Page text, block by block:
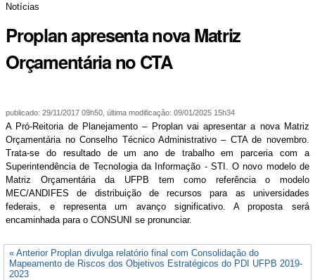
Notícias
Proplan apresenta nova Matriz
Orçamentária no CTA
publicado:29/11/2017 09h50 ,última modificação:09/01/2025 15h34
A Pró-Reitoria de Planejamento – Proplan vai apresentar a nova Matriz
Orçamentária no Conselho Técnico Administrativo – CTA de novembro.
Trata-se do resultado de um ano de trabalho em parceria com a
Superintendência de TecnoIogia da Informação - STI. O novo modelo de
Matriz Orçamentária da UFPB tem como referência o modelo
MEC/ANDIFES de distribuição de recursos para as universidades
federais, e representa um avanço significativo. A proposta será
encaminhada para o CONSUNI se pronunciar.
« Anterior Proplan divulga relatório final com Consolidação do
Mapeamento de Riscos dos Objetivos Estratégicos do PDI UFPB 2019-
2023